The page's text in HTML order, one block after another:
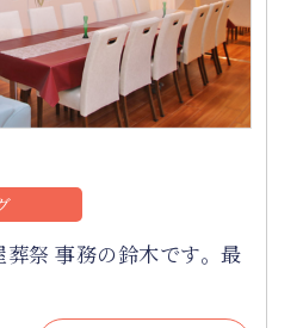
祭 事務の鈴木です。最